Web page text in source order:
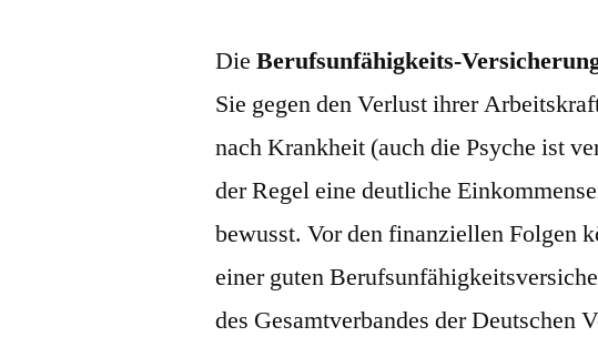
DieBerufsunfähigkeits-
Sie gegen den Verlust ihrer
nach Krankheit (auch die Psyche ist
der Regel eine deutliche
bewusst. Vor den finanziellen Folgen
einer guten
des Gesamtverbandes der